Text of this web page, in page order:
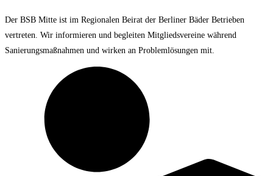
Der BSB Mitte ist im Regionalen Beirat der Berliner Bäder Betrieben
vertreten. Wir informieren und begleiten Mitgliedsvereine während
Sanierungsmaßnahmen und wirken an Problemlösungen mit.